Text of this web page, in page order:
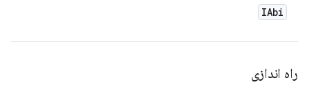
IAbi
راه اندازی